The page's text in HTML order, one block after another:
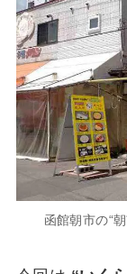
函館朝市の“